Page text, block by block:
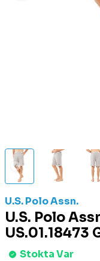
U.S. Polo Assn.
U.S. Polo
US.01.18473
Stokta Var